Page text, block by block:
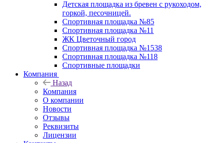
Детская площадка из бревен с рукоходом,
горкой, песочницей.
Спортивная площадка №85
Спортивная площадка №11
ЖК Цветочный город
Спортивная площадка №1538
Спортивная площадка №118
Спортивные площадки
Компания
Назад
Компания
О компании
Новости
Отзывы
Реквизиты
Лицензии